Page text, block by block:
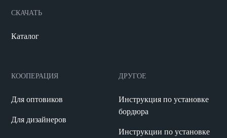
СКАЧАТЬ
Каталог
КООПЕРАЦИЯ
Для оптовиков
Для дизайнеров
ДРУГОЕ
Инструкция по установке
бордюра
Инструкции по установке